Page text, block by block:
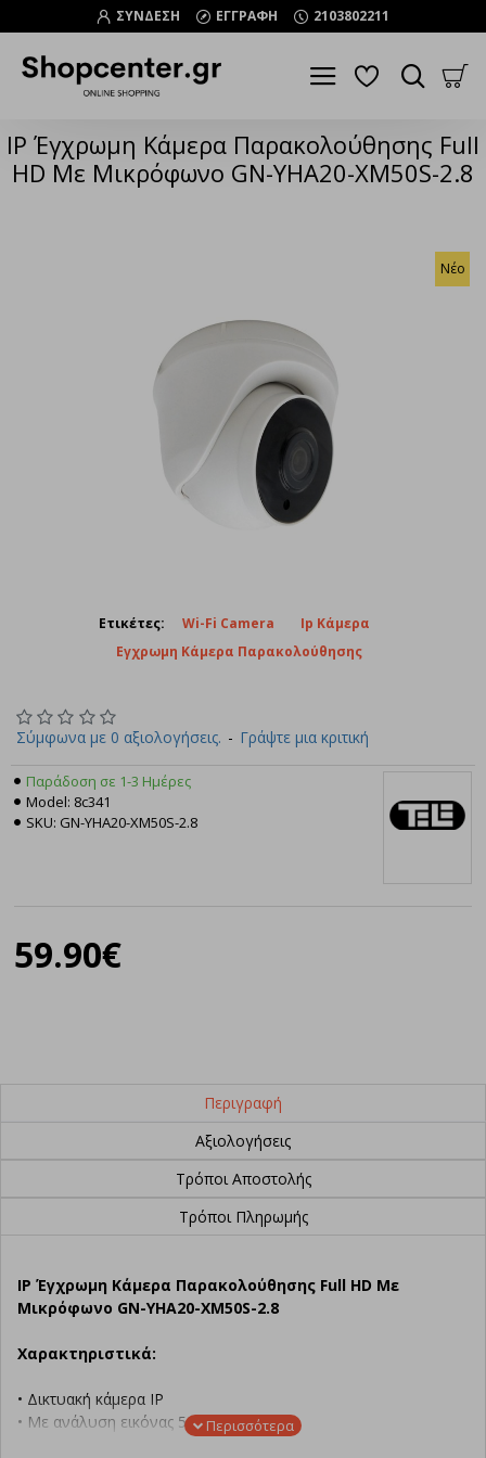
ΣΥΝΔΕΣΗ ΕΓΓΡΑΦΗ 2103802211
IP Έγχρωμη Κάμερα Παρακολούθησης Full
HD Με Μικρόφωνο GN-YHA20-XM50S-2.8
Νέο
Ετικέτες: Wi-Fi Camera
Ip Κάμερα
Εγχρωμη Κάμερα Παρακολούθησης
Σύμφωνα με 0 αξιολογήσεις. - Γράψτε μια κριτική
59.90€
Παράδοση σε 1-3 Ημέρες
Model: 8c341
SKU: GN-YHA20-XM50S-2.8
Περιγραφή
Αξιολογήσεις
Τρόποι Αποστολής
Τρόποι Πληρωμής
IP Έγχρωμη Κάμερα Παρακολούθησης Full HD Με
Μικρόφωνο GN-YHA20-XM50S-2.8
Χαρακτηριστικά:
• Δικτυακή κάμερα IP
• Με ανάλυση εικόνας 5MP